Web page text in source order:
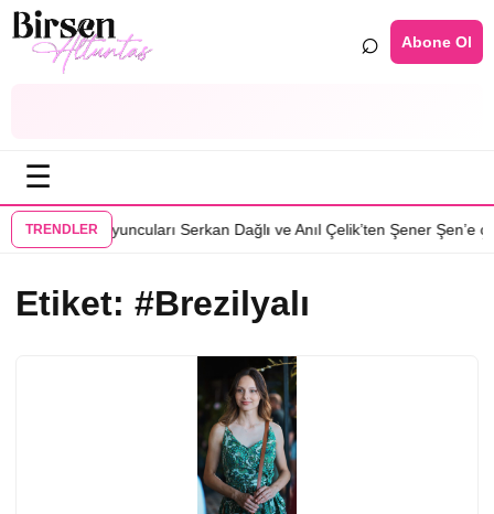
⌕ Abone Ol
☰
TRENDLER
başrol oyuncuları Serkan Dağlı ve Anıl Çelik’ten Şener Şen’e
Etiket: #Brezilyalı